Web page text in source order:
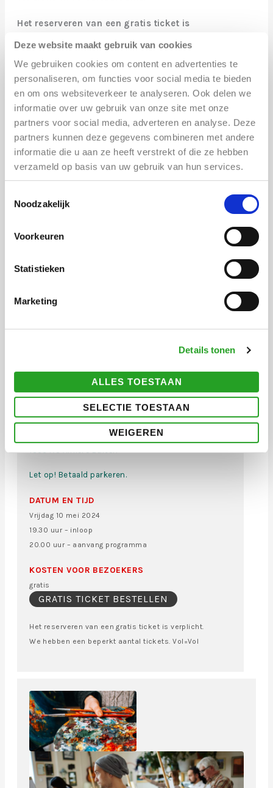
Deze website maakt gebruik van cookies
We gebruiken cookies om content en advertenties te
personaliseren, om functies voor social media te bieden
en om ons websiteverkeer te analyseren. Ook delen we
informatie over uw gebruik van onze site met onze
partners voor social media, adverteren en analyse. Deze
partners kunnen deze gegevens combineren met andere
informatie die u aan ze heeft verstrekt of die ze hebben
verzameld op basis van uw gebruik van hun services.
Noodzakelijk
Voorkeuren
Statistieken
Marketing
Details tonen
ALLES TOESTAAN
SELECTIE TOESTAAN
WEIGEREN
Het reserveren van een gratis ticket is
Cultuurhuis Almere Buiten
CULTUURDOME
Middachtenlaan 21,
Let op! Betaald parkeren.
DATUM EN TIJD
Vrijdag 10 mei 2024
19.30 uur – inloop
20.00 uur – aanvang programma
KOSTEN VOOR BEZOEKERS
gratis
GRATIS TICKET BESTELLEN
Het reserveren van een gratis ticket is verplicht.
We hebben een beperkt aantal tickets. Vol=Vol